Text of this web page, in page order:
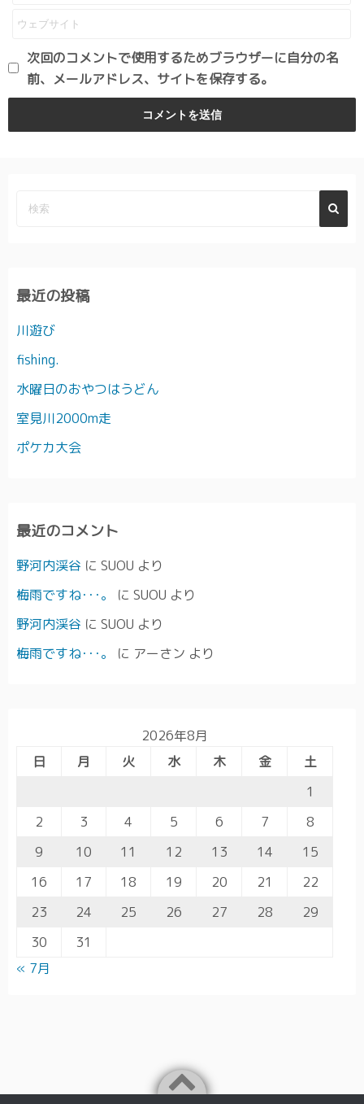
次回のコメントで使用するためブラウザーに自分の名
前、メールアドレス、サイトを保存する。
最近の投稿
川遊び
fishing.
水曜日のおやつはうどん
室見川2000m走
ポケカ大会
最近のコメント
野河内渓谷 に SUOU より
梅雨ですね･･･。
に SUOU より
野河内渓谷 に SUOU より
梅雨ですね･･･。
に アーさン より
2026年8月
日
月 火 水 木 金
土
1
2
3 4 5 6 7
8
9
10 11 12 13 14
15
16
17 18 19 20 21
22
23
24 25 26 27 28
29
30
31
« 7月